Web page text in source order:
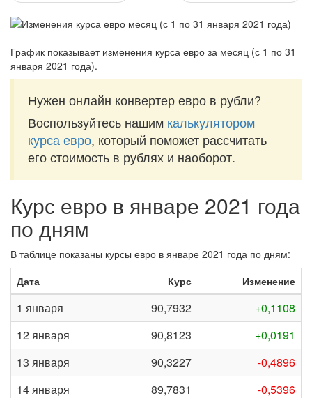
График показывает изменения курса евро за месяц (с 1 по 31
января 2021 года).
Нужен онлайн конвертер евро в рубли?
Воспользуйтесь нашим калькулятором
курса евро, который поможет рассчитать
его стоимость в рублях и наоборот.
Курс евро в январе 2021 года
по дням
В таблице показаны курсы евро в январе 2021 года по дням:
Дата
Курс Изменение
1 января 90,7932
+0,1108
12 января
90,8123
+0,0191
13 января
90,3227
-0,4896
14 января
89,7831
-0,5396